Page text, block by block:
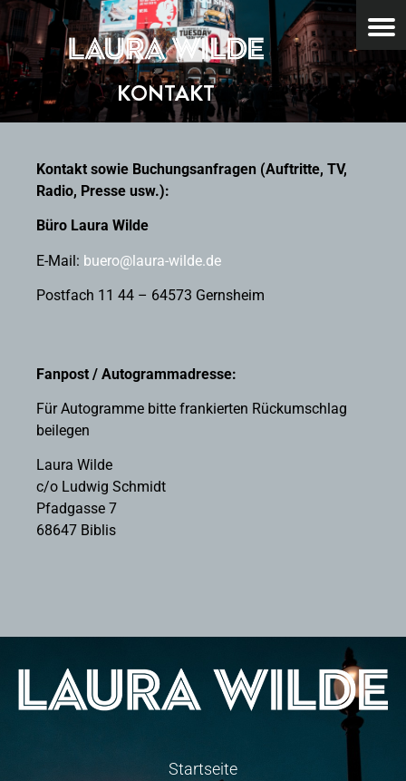
KONTAKT
Kontakt sowie Buchungsanfragen (Auftritte, TV,
Radio, Presse usw.):
Büro Laura Wilde
E-Mail: buero@laura-wilde.de
Postfach 11 44 – 64573 Gernsheim
Fanpost / Autogrammadresse:
Für Autogramme bitte frankierten Rückumschlag
beilegen
Laura Wilde
c/o Ludwig Schmidt
Pfadgasse 7
68647 Biblis
Startseite